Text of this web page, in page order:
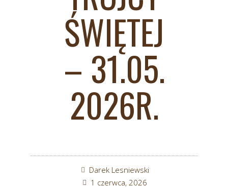
ŚWIĘTEJ
– 31.05.
2026R.
Darek Lesniewski
1 czerwca, 2026